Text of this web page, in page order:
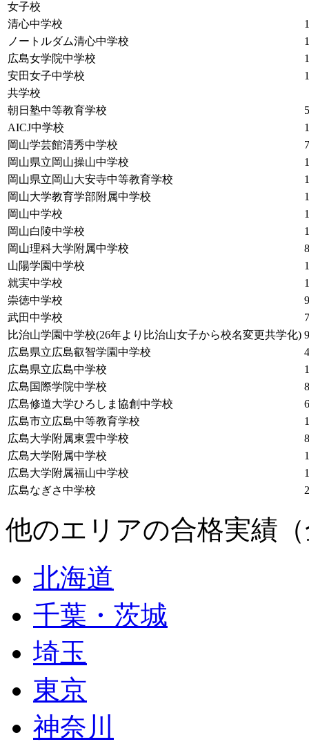
女子校
清心中学校
ノートルダム清心中学校
広島女学院中学校
安田女子中学校
共学校
朝日塾中等教育学校
AICJ中学校
岡山学芸館清秀中学校
岡山県立岡山操山中学校
岡山県立岡山大安寺中等教育学校
岡山大学教育学部附属中学校
岡山中学校
岡山白陵中学校
岡山理科大学附属中学校
山陽学園中学校
就実中学校
崇徳中学校
武田中学校
比治山学園中学校(26年より比治山女子から校名変更共学化)
広島県立広島叡智学園中学校
広島県立広島中学校
広島国際学院中学校
広島修道大学ひろしま協創中学校
広島市立広島中等教育学校
広島大学附属東雲中学校
広島大学附属中学校
広島大学附属福山中学校
広島なぎさ中学校
他のエリアの合格実績
北海道
千葉・茨城
埼玉
東京
神奈川